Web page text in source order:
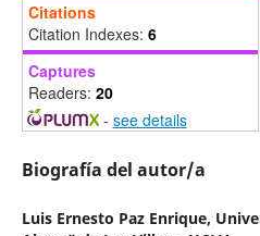
Citations
Citation Indexes: 6
Captures
Readers: 20
- see details
Biografía del autor/a
Luis Ernesto Paz Enrique,